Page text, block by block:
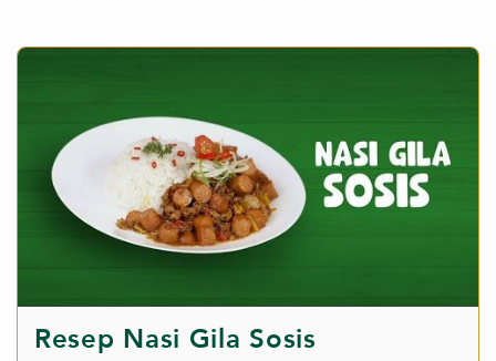
Resep Nasi Gila Sosis